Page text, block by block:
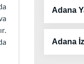
Adana
Adana